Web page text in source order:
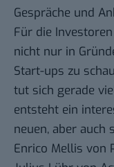
Gespräche und
Für die
nicht nur in
Start-ups zu
tut sich gerade
entsteht ein
neuen, aber auch
Enrico Mellis von